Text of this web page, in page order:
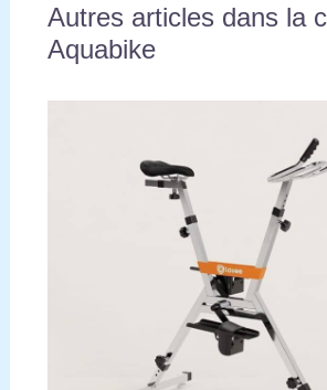
Autres articles dans la
Aquabike